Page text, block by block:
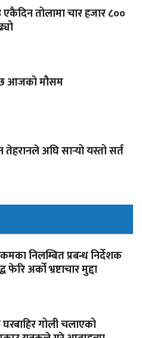
तोलामा चार हजार ८००
आजको मौसम
तेहरानले अघि सार्‍यो यस्तो सर्त
निलम्बित प्रबन्ध निर्देशक
अर्को भ्रष्टाचार मुद्दा
गोली चलाएको